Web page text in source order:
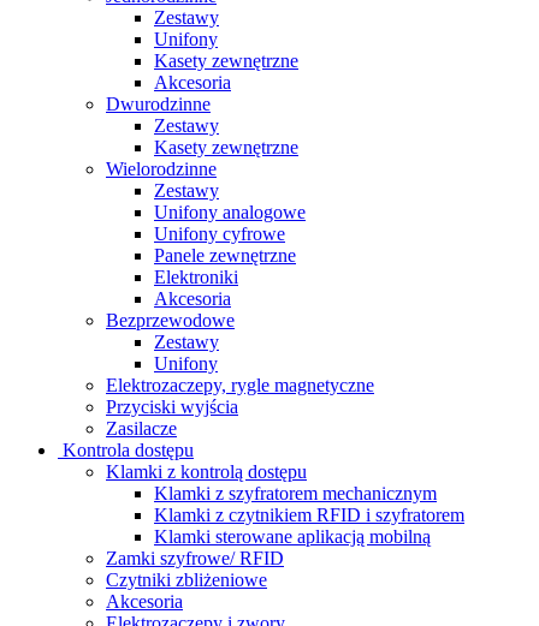
Zestawy
Unifony
Kasety zewnętrzne
Akcesoria
Dwurodzinne
Zestawy
Kasety zewnętrzne
Wielorodzinne
Zestawy
Unifony analogowe
Unifony cyfrowe
Panele zewnętrzne
Elektroniki
Akcesoria
Bezprzewodowe
Zestawy
Unifony
Elektrozaczepy, rygle magnetyczne
Przyciski wyjścia
Zasilacze
Kontrola dostępu
Klamki z kontrolą dostępu
Klamki z szyfratorem mechanicznym
Klamki z czytnikiem RFID i szyfratorem
Klamki sterowane aplikacją mobilną
Zamki szyfrowe/ RFID
Czytniki zbliżeniowe
Akcesoria